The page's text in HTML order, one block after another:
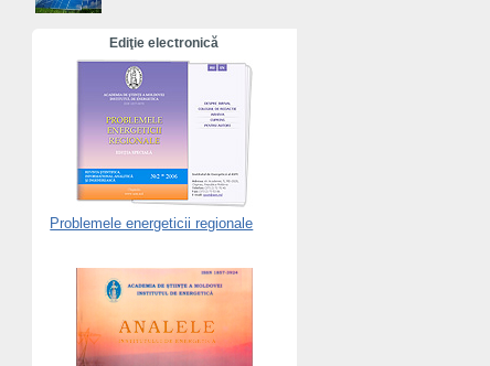
Ediţie electronică
Problemele energeticii regionale